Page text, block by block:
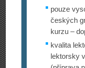
pouze
českých
kurzu –
kvalita
lektorsky